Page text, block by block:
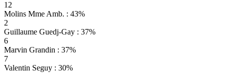
12
Molins Mme Amb. : 43%
2
Guillaume Guedj-Gay : 37%
6
Marvin Grandin : 37%
7
Valentin Seguy : 30%